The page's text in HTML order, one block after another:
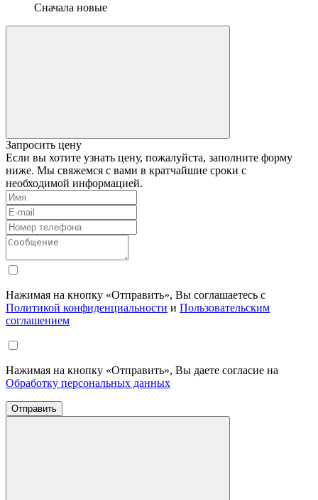
Сначала новые
Запросить цену
Если вы хотите узнать цену, пожалуйста, заполните форму
ниже. Мы свяжемся с вами в кратчайшие сроки с
необходимой информацией.
Нажимая на кнопку «Отправить», Вы соглашаетесь с
Политикой конфиденциальности и Пользовательским
соглашением
Нажимая на кнопку «Отправить», Вы даете согласие на
Обработку персональных данных
Отправить